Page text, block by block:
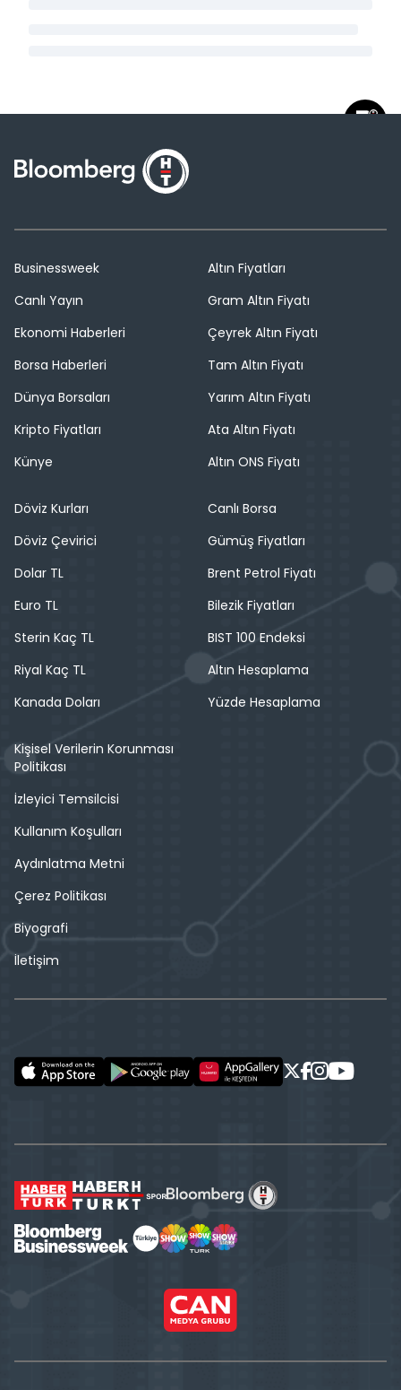
Businessweek
Canlı Yayın
Ekonomi Haberleri
Borsa Haberleri
Dünya Borsaları
Kripto Fiyatları
Künye
Altın Fiyatları
Gram Altın Fiyatı
Çeyrek Altın Fiyatı
Tam Altın Fiyatı
Yarım Altın Fiyatı
Ata Altın Fiyatı
Altın ONS Fiyatı
Döviz Kurları
Döviz Çevirici
Dolar TL
Euro TL
Sterin Kaç TL
Riyal Kaç TL
Kanada Doları
Canlı Borsa
Gümüş Fiyatları
Brent Petrol Fiyatı
Bilezik Fiyatları
BIST 100 Endeksi
Altın Hesaplama
Yüzde Hesaplama
Kişisel Verilerin Korunması
Politikası
İzleyici Temsilcisi
Kullanım Koşulları
Aydınlatma Metni
Çerez Politikası
Biyografi
İletişim